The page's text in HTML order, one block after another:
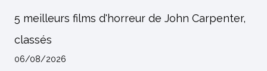
5 meilleurs films d'horreur de John Carpenter,
classés
06/08/2026